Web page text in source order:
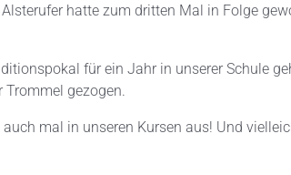
hatte zum dritten Mal in Folge
für ein Jahr in unserer Schule
Trommel gezogen.
mal in unseren Kursen aus! Und